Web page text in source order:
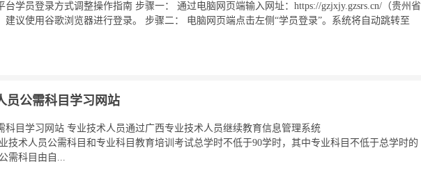
学员登录方式调整操作指南 步骤一： 通过电脑网页端输入网址：https://gzjxjy.gzsrs.cn/（贵州省
建议使用谷歌浏览器进行登录。 步骤二： 电脑网页端点击左侧“学员登录”。系统将自动跳转至
员公需科目学习网站
科目学习网站 专业技术人员通过广西专业技术人员继续教育信息管理系统
业技术人员公需科目和专业科目教育培训考试总学时不低于90学时，其中专业科目不低于总学时的
需科目由自...